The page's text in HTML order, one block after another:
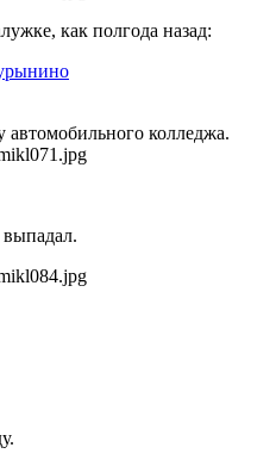
как полгода назад:
колледжа.